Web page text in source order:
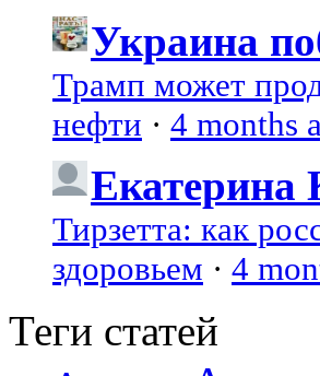
Украина
Трамп может
нефти · 4 months
Екатерина
Тирзетта: как
здоровьем · 4
Теги статей